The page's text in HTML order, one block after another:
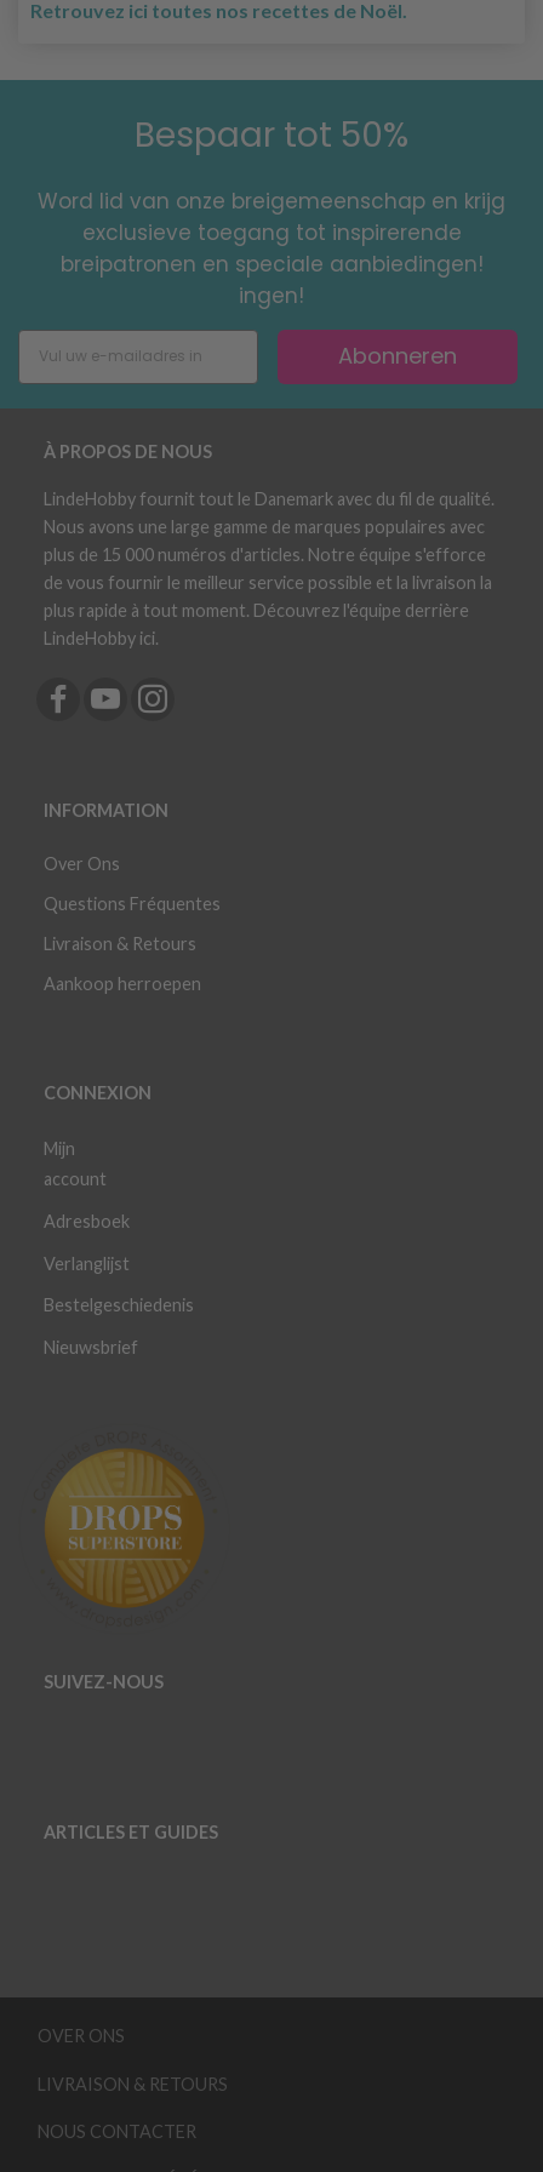
Retrouvez ici toutes nos recettes de Noël.
Bespaar tot 50%
Word lid van onze breigemeenschap en krijg
exclusieve toegang tot inspirerende
breipatronen en speciale aanbiedingen!
ingen!
Abonneren
À PROPOS DE NOUS
LindeHobby fournit tout le Danemark avec du fil de qualité.
Nous avons une large gamme de marques populaires avec
plus de 15 000 numéros d'articles. Notre équipe s'efforce
de vous fournir le meilleur service possible et la livraison la
plus rapide à tout moment. Découvrez l'équipe derrière
LindeHobby ici.
INFORMATION
Over Ons
Questions Fréquentes
Livraison & Retours
Aankoop herroepen
CONNEXION
Mijn
account
Adresboek
Verlanglijst
Bestelgeschiedenis
Nieuwsbrief
SUIVEZ-NOUS
ARTICLES ET GUIDES
OVER ONS
LIVRAISON & RETOURS
NOUS CONTACTER